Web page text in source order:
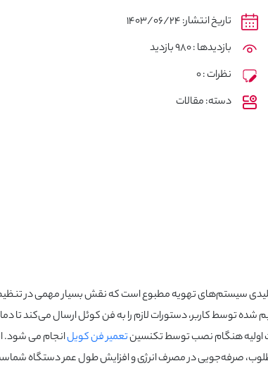
تاریخ انتشار: 1403/06/24
بازدیدها : 980 بازدید
نظرات : 0
دسته: مقالات
سیستم‌های تهویه مطبوع است که نقش بسیار مهمی در
توسط کاربر، دستورات لازم را به فن کوئل ارسال می‌کند تا
اولیه هنگام نصب توسط تکنسینتعمیر فن کویلانجام می شود.
صرفه‌جویی در مصرف انرژی و افزایش طول عمر دستگاه